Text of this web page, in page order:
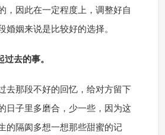
，因此在一定程度上，调整好自
婚姻来说是比较好的选择。
去的事。
那段不好的回忆，给对方留下
日子里多磨合，少一些，因为这
的隔阂多想一想那些甜蜜的记